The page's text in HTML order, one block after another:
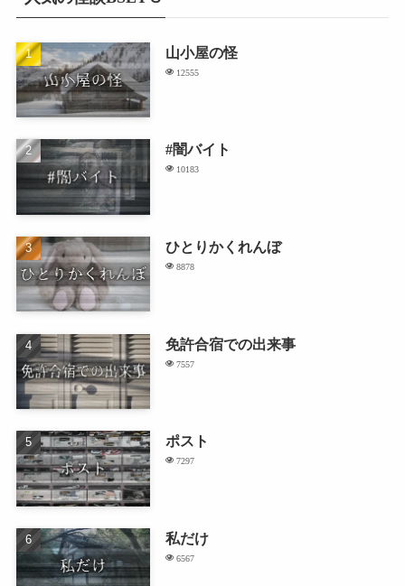
山小屋の怪
12555
#闇バイト
10183
ひとりかくれんぼ
8878
免許合宿での出来事
7557
ポスト
7297
私だけ
6567